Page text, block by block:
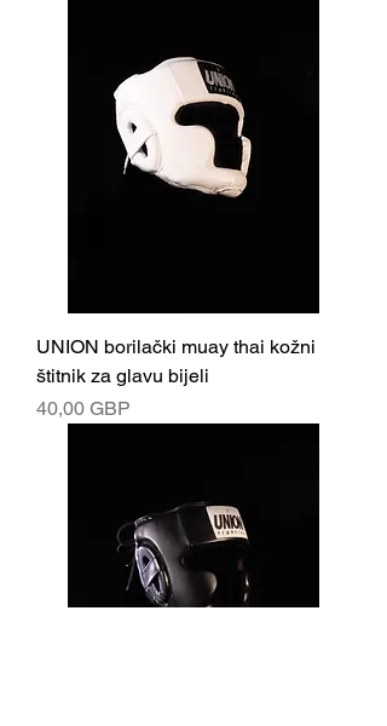
UNION borilački muay thai kožni
štitnik za glavu bijeli
Cijena
40,00 GBP